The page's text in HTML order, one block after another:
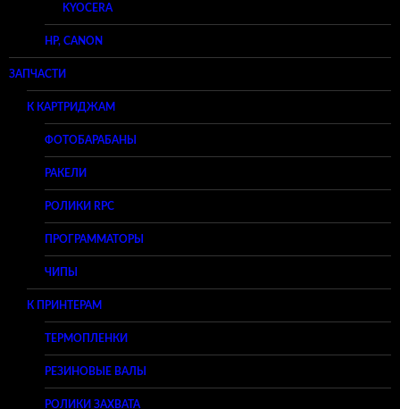
KYOCERA
HP, CANON
ЗАПЧАСТИ
К КАРТРИДЖАМ
ФОТОБАРАБАНЫ
РАКЕЛИ
РОЛИКИ RPC
ПРОГРАММАТОРЫ
ЧИПЫ
К ПРИНТЕРАМ
ТЕРМОПЛЕНКИ
РЕЗИНОВЫЕ ВАЛЫ
РОЛИКИ ЗАХВАТА